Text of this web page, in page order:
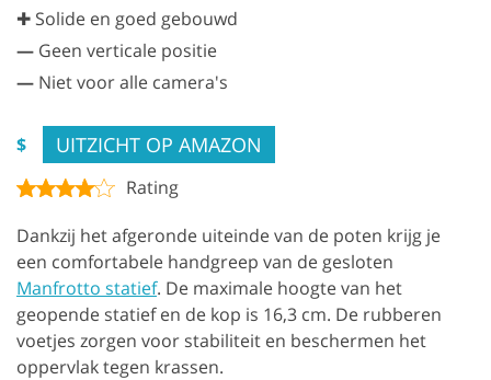
✚ Solide en goed gebouwd
— Geen verticale positie
— Niet voor alle camera's
$ UITZICHT OP AMAZON
Rating
Dankzij het afgeronde uiteinde van de poten krijg je
een comfortabele handgreep van de gesloten
Manfrotto statief. De maximale hoogte van het
geopende statief en de kop is 16,3 cm. De rubberen
voetjes zorgen voor stabiliteit en beschermen het
oppervlak tegen krassen.